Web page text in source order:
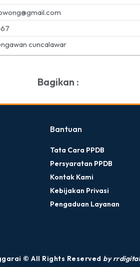
cuncalawar
Bagikan :
Bantuan
Tata Cara PPDB
Persyaratan PPDB
Kontak Kami
Kebijakan Privasi
Pengaduan Layanan
© All Rights Reserved by